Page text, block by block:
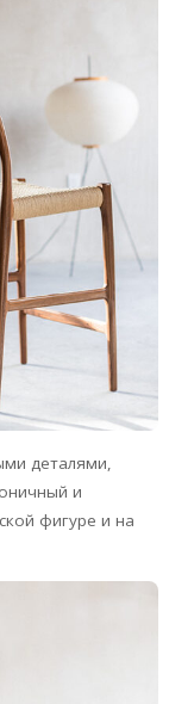
деталями,
и
фигуре и на